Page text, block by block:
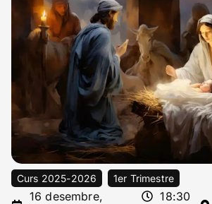
Curs 2025-2026 1er Trimestre
16 desembre,
18:30